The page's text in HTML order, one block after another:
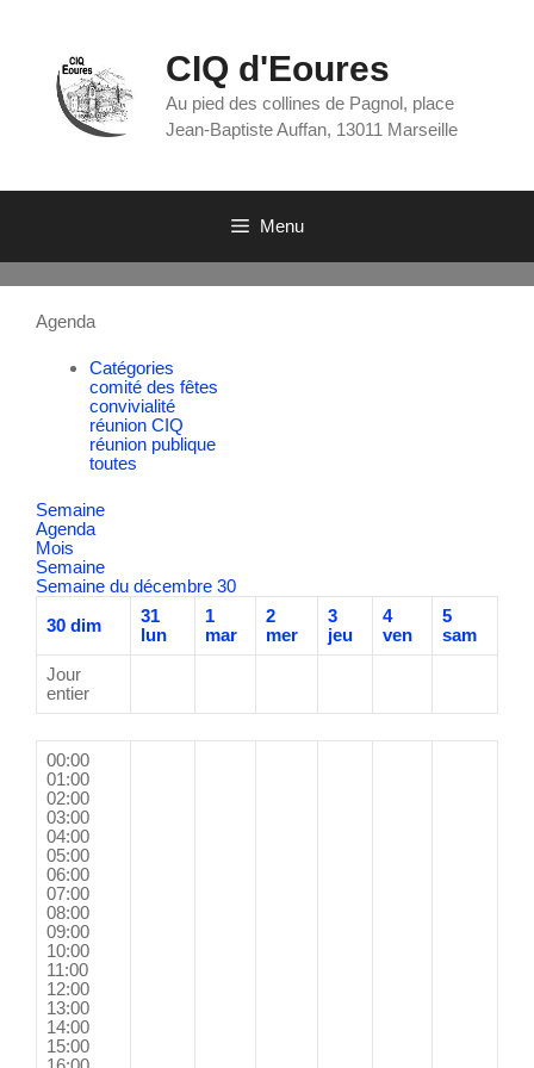
CIQ d'Eoures
Au pied des collines de Pagnol, place
Jean-Baptiste Auffan, 13011 Marseille
Menu
Agenda
Catégories
comité des fêtes
convivialité
réunion CIQ
réunion publique
toutes
Semaine
Agenda
Mois
Semaine
Semaine du décembre 30
30 dim
31
lun
1
mar
2
mer
3
jeu
4
ven
5
sam
Jour
entier
00:00
01:00
02:00
03:00
04:00
05:00
06:00
07:00
08:00
09:00
10:00
11:00
12:00
13:00
14:00
15:00